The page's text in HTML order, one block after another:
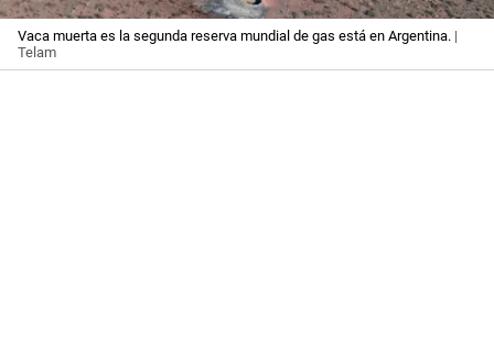
Vaca muerta es la segunda reserva mundial de gas está en Argentina. |
Telam